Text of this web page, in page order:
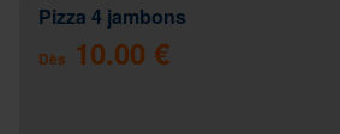
Pizza 4 jambons
Dès 10.00 €